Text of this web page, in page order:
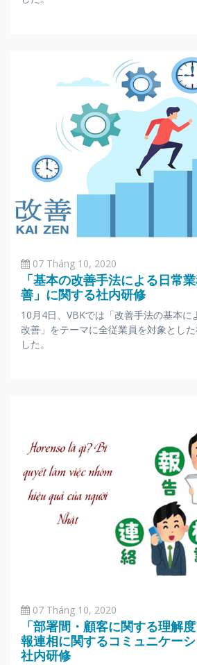
07 Tháng 10, 2020
「基本の改善手法による日常
善」に関する社内研修
10月4日、VBKでは「改善手法の基本に
改善」をテーマに全従業員を対象とし
した。
07 Tháng 10, 2020
「部署間・顧客に関する理解
報連相に関するコミュニケー
社内研修